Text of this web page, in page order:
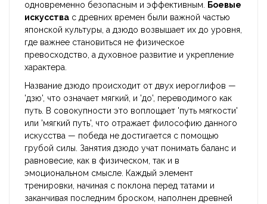
одновременно безопасным и эффективным.
Боевые
искусства с древних времен были важной частью
японской культуры, а дзюдо возвышает их до уровня,
где важнее становиться не физическое
превосходство, а духовное развитие и укрепление
характера.
Название дзюдо происходит от двух иероглифов —
'дзю', что означает мягкий, и 'до', переводимого как
путь. В совокупности это воплощает 'путь мягкости'
или 'мягкий путь', что отражает философию данного
искусства — победа не достигается с помощью
грубой силы. Занятия дзюдо учат понимать баланс и
равновесие, как в физическом, так и в
эмоциональном смысле. Каждый элемент
тренировки, начиная с поклона перед татами и
заканчивая последним броском, наполнен древней